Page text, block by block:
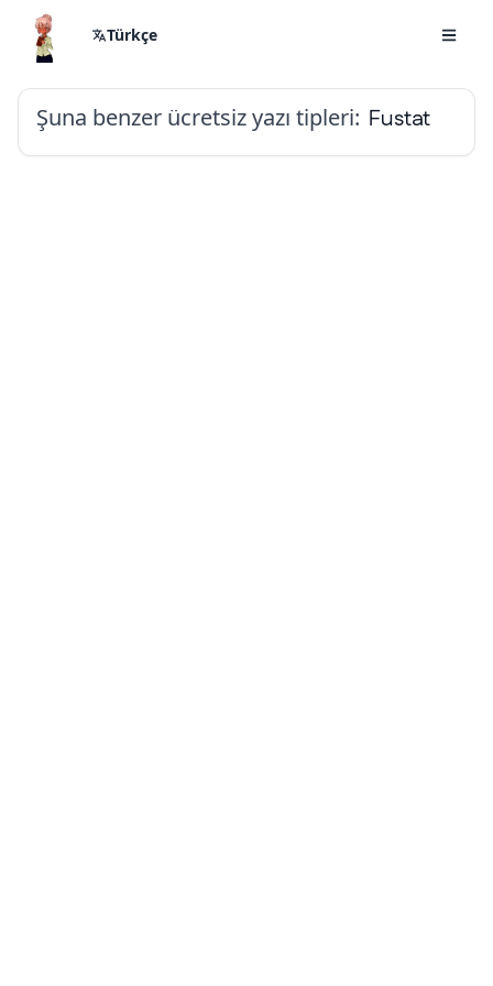
Türkçe
Şuna benzer ücretsiz yazı tipleri: Fustat